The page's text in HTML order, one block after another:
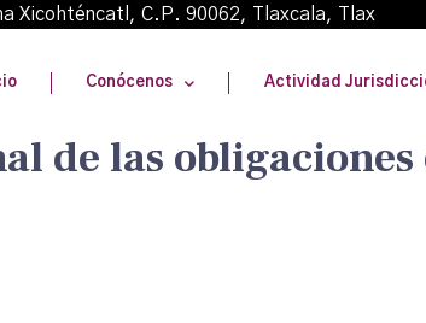
Xicohténcatl, C.P. 90062, Tlaxcala,
Conócenos Actividad
de las